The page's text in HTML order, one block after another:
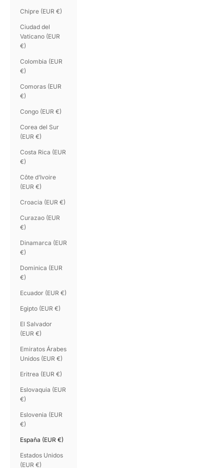
Chipre (EUR €)
Ciudad del
Vaticano (EUR
€)
Colombia (EUR
€)
Comoras (EUR
€)
Congo (EUR €)
Corea del Sur
(EUR €)
Costa Rica (EUR
€)
Côte d’Ivoire
(EUR €)
Croacia (EUR €)
Curazao (EUR
€)
Dinamarca (EUR
€)
Dominica (EUR
€)
Ecuador (EUR €)
Egipto (EUR €)
El Salvador
(EUR €)
Emiratos Árabes
Unidos (EUR €)
Eritrea (EUR €)
Eslovaquia (EUR
€)
Eslovenia (EUR
€)
España (EUR €)
Estados Unidos
(EUR €)